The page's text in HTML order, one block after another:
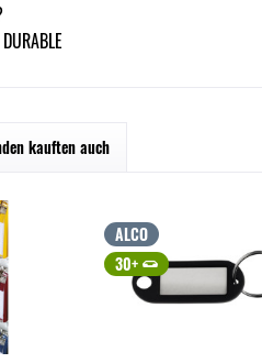
kauften auch
ALCO
30+